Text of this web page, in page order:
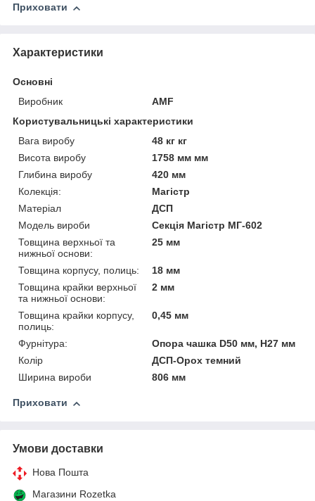
Приховати
Характеристики
Основні
Виробник
AMF
Користувальницькі характеристики
Вага виробу
48 кг кг
Висота виробу
1758 мм мм
Глибина виробу
420 мм
Колекція:
Магістр
Матеріал
ДСП
Модель вироби
Секція Магістр МГ-602
Товщина верхньої та
нижньої основи:
25 мм
Товщина корпусу, полиць:
18 мм
Товщина крайки верхньої
та нижньої основи:
2 мм
Товщина крайки корпусу,
полиць:
0,45 мм
Фурнітура:
Опора чашка D50 мм, H27 мм
Колір
ДСП-Орох темний
Ширина вироби
806 мм
Приховати
Умови доставки
Нова Пошта
Магазини Rozetka